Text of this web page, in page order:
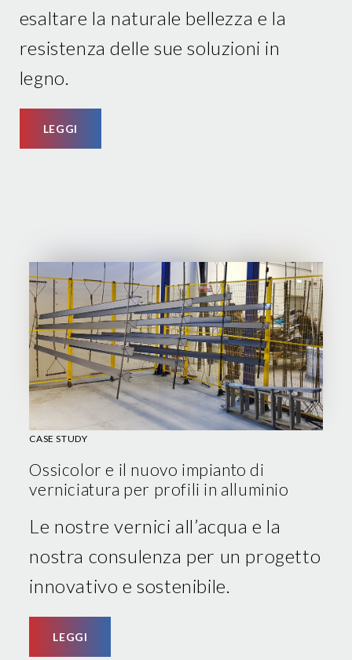
esaltare la naturale bellezza e la
resistenza delle sue soluzioni in
legno.
LEGGI
CASE STUDY
Ossicolor e il nuovo impianto di
verniciatura per profili in alluminio
Le nostre vernici all’acqua e la
nostra consulenza per un progetto
innovativo e sostenibile.
LEGGI